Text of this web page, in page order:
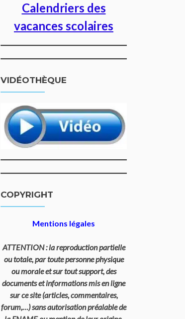
Calendriers des
vacances scolaires
VIDÉOTHÈQUE
COPYRIGHT
Mentions légales
ATTENTION : la reproduction partielle
ou totale, par toute personne physique
ou morale et sur tout support, des
documents et informations mis en ligne
sur ce site (articles, commentaires,
forum,…) sans autorisation préalable de